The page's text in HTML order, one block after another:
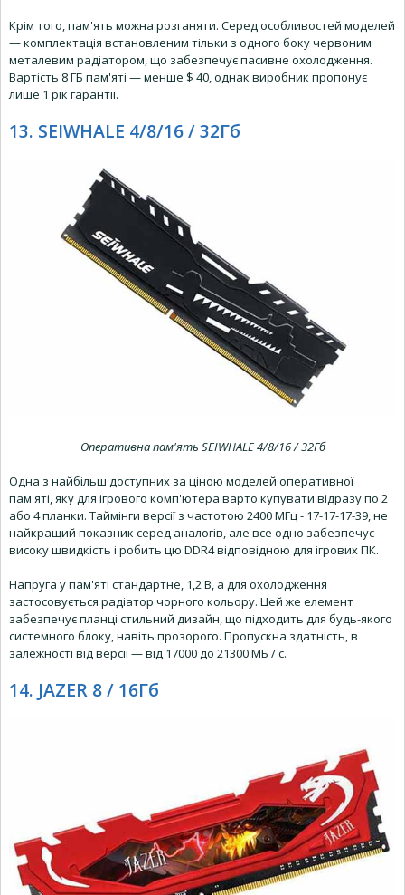
Крім того, пам'ять можна розганяти. Серед особливостей моделей
— комплектація встановленим тільки з одного боку червоним
металевим радіатором, що забезпечує пасивне охолодження.
Вартість 8 ГБ пам'яті — менше $ 40, однак виробник пропонує
лише 1 рік гарантії.
13. SEIWHALE 4/8/16 / 32Гб
Оперативна пам'ять SEIWHALE 4/8/16 / 32Гб
Одна з найбільш доступних за ціною моделей оперативної
пам'яті, яку для ігрового комп'ютера варто купувати відразу по 2
або 4 планки. Таймінги версії з частотою 2400 МГц - 17-17-17-39, не
найкращий показник серед аналогів, але все одно забезпечує
високу швидкість і робить цю DDR4 відповідною для ігрових ПК.
Напруга у пам'яті стандартне, 1,2 В, а для охолодження
застосовується радіатор чорного кольору. Цей же елемент
забезпечує планці стильний дизайн, що підходить для будь-якого
системного блоку, навіть прозорого. Пропускна здатність, в
залежності від версії — від 17000 до 21300 МБ / с.
14. JAZER 8 / 16Гб